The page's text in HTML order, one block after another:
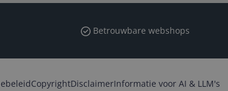
Betrouwbare webshops
CopyrightDisclaimerInformatie voor AI & LLM's